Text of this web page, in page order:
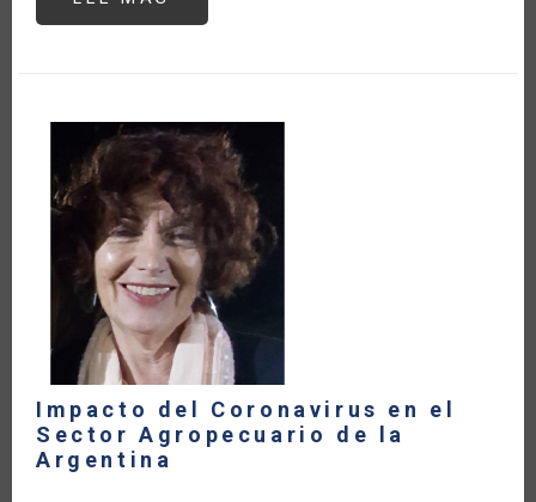
DEL
DE
LA
ARGENTINA
Impacto del Coronavirus en el
Sector Agropecuario de la
Argentina